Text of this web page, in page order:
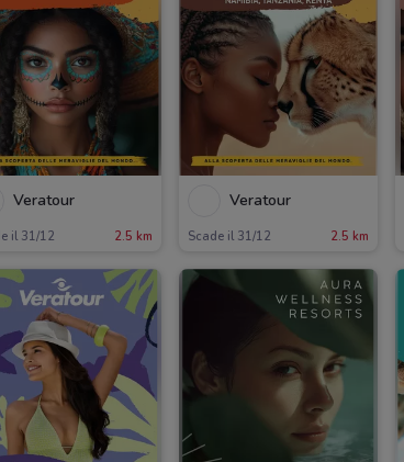
Veratour
il 31/12 2.5 km
Veratour
Scade il 31/12 2.5 km